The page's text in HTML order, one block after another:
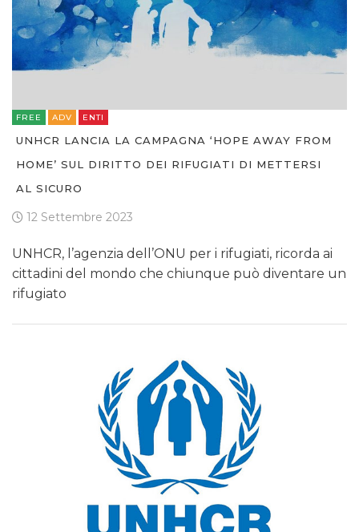
FREE ADV ENTI
UNHCR LANCIA LA CAMPAGNA ‘HOPE AWAY FROM
HOME’ SUL DIRITTO DEI RIFUGIATI DI METTERSI
AL SICURO
12 Settembre 2023
UNHCR, l’agenzia dell’ONU per i rifugiati, ricorda ai
cittadini del mondo che chiunque può diventare un
rifugiato